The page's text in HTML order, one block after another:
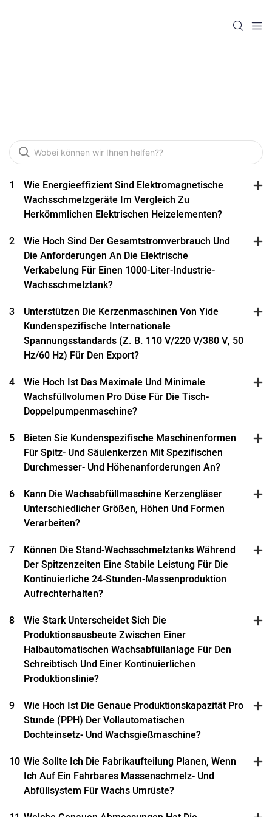
1
Wie Energieeffizient Sind Elektromagnetische
Wachsschmelzgeräte Im Vergleich Zu
Herkömmlichen Elektrischen Heizelementen?
2
Wie Hoch Sind Der Gesamtstromverbrauch Und
Die Anforderungen An Die Elektrische
Verkabelung Für Einen 1000-Liter-Industrie-
Wachsschmelztank?
3
Unterstützen Die Kerzenmaschinen Von Yide
Kundenspezifische Internationale
Spannungsstandards (z. B. 110 V/220 V/380 V, 50
Hz/60 Hz) Für Den Export?
4
Wie Hoch Ist Das Maximale Und Minimale
Wachsfüllvolumen Pro Düse Für Die Tisch-
Doppelpumpenmaschine?
5
Bieten Sie Kundenspezifische Maschinenformen
Für Spitz- Und Säulenkerzen Mit Spezifischen
Durchmesser- Und Höhenanforderungen An?
6
Kann Die Wachsabfüllmaschine Kerzengläser
Unterschiedlicher Größen, Höhen Und Formen
Verarbeiten?
7
Können Die Stand-Wachsschmelztanks Während
Der Spitzenzeiten Eine Stabile Leistung Für Die
Kontinuierliche 24-Stunden-Massenproduktion
Aufrechterhalten?
8
Wie Stark Unterscheidet Sich Die
Produktionsausbeute Zwischen Einer
Halbautomatischen Wachsabfüllanlage Für Den
Schreibtisch Und Einer Kontinuierlichen
Produktionslinie?
9
Wie Hoch Ist Die Genaue Produktionskapazität Pro
Stunde (PPH) Der Vollautomatischen
Dochteinsetz- Und Wachsgießmaschine?
10 Wie Sollte Ich Die Fabrikaufteilung Planen, Wenn
Ich Auf Ein Fahrbares Massenschmelz- Und
Abfüllsystem Für Wachs Umrüste?